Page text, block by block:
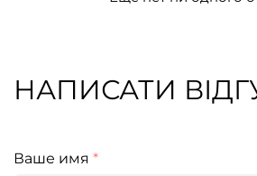
НАПИСАТИ
Ваше имя *